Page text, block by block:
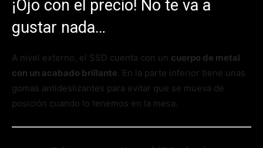
¡Ojo con el precio! No te va a
gustar nada…
A nivel externo, el SSD cuenta con un cuerpo de metal
con un acabado brillante. En la parte inferior tiene unas
gomas antideslizantes para evitar que se mueva de
posición cuando lo tenemos en la mesa.